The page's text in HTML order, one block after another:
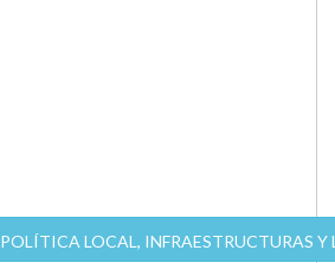
LOCAL, INFRAESTRUCTURAS